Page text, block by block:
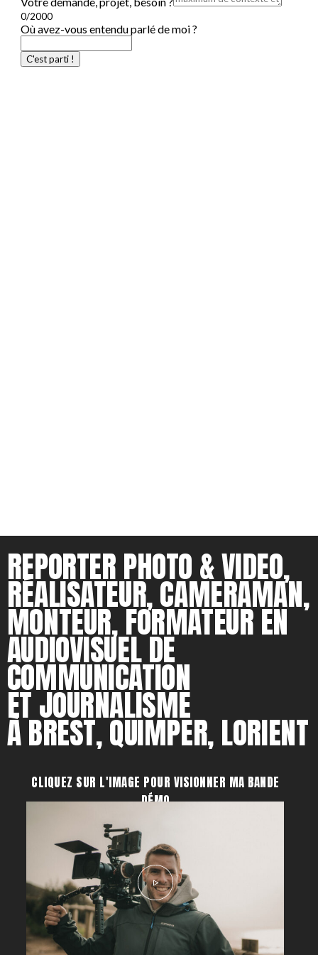
CLIQUEZ SUR L'IMAGE POUR VISIONNER MA BANDE
DÉMO
REPORTER PHOTO & VIDEO,
RÉALISATEUR, CAMERAMAN,
MONTEUR, FORMATEUR EN
AUDIOVISUEL DE
COMMUNICATION
ET JOURNALISME
À BREST, QUIMPER, LORIENT